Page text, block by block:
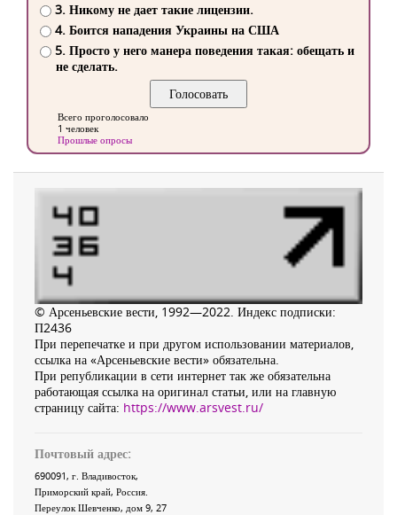
3. Никому не дает такие лицензии.
4. Боится нападения Украины на США
5. Просто у него манера поведения такая: обещать и
не сделать.
Всего проголосовало
1 человек
Прошлые опросы
© Арсеньевские вести, 1992—2022. Индекс подписки:
П2436
При перепечатке и при другом использовании материалов,
ссылка на «Арсеньевские вести» обязательна.
При републикации в сети интернет так же обязательна
работающая ссылка на оригинал статьи, или на главную
страницу сайта: https://www.arsvest.ru/
Почтовый адрес:
690091, г. Владивосток,
Приморский край, Россия
Переулок Шевченко, дом 9, 27